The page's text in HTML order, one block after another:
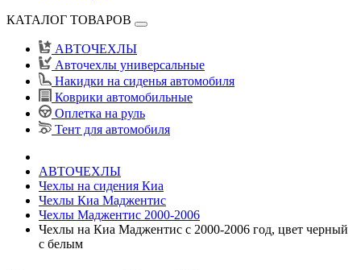
КАТАЛОГ ТОВАРОВ
АВТОЧЕХЛЫ
Авточехлы универсальные
Накидки на сиденья автомобиля
Коврики автомобильные
Оплетка на руль
Тент для автомобиля
АВТОЧЕХЛЫ
Чехлы на сидения Киа
Чехлы Киа Маджентис
Чехлы Маджентис 2000-2006
Чехлы на Киа Маджентис с 2000-2006 год, цвет черный
с белым